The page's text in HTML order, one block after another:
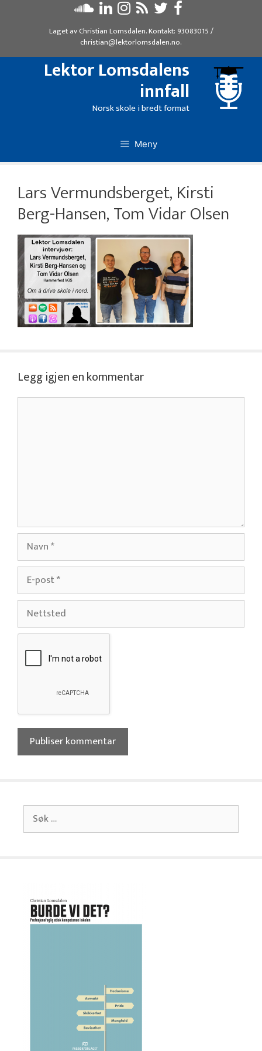
Laget avChristian Lomsdalen. Kontakt: 93083015/
christian@lektorlomsdalen.no.
Lektor Lomsdalens
innfall
Norsk skole i bredt format
Meny
Lars Vermundsberget, Kirsti
Berg-Hansen, Tom Vidar Olsen
Legg igjen en kommentar
Navn
post
Nettsted
Søk
etter: